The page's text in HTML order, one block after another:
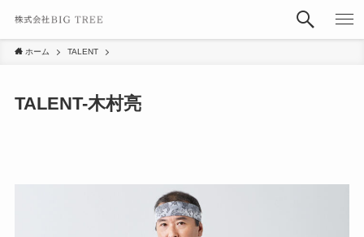
ホーム TALENT
TALENT-木村亮